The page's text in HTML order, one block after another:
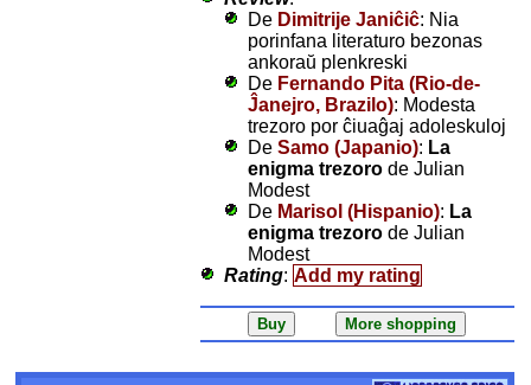
De Dimitrije Janiĉiĉ: Nia
porinfana literaturo bezonas
ankoraŭ plenkreski
De Fernando Pita (Rio-de-
Ĵanejro, Brazilo): Modesta
trezoro por ĉiuaĝaj adoleskuloj
De Samo (Japanio): La
enigma trezorode Julian
Modest
De Marisol (Hispanio): La
enigma trezorode Julian
Modest
Rating: Add my rating